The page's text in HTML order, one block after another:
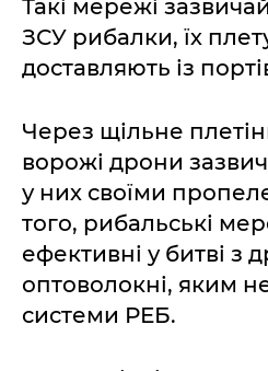
Такі мережі
ЗСУ рибалки, їх
доставляють із
Через щільне
ворожі дрони
у них своїми
того, рибальські
ефективні у битві з
оптоволокні, яким
системи РЕБ.